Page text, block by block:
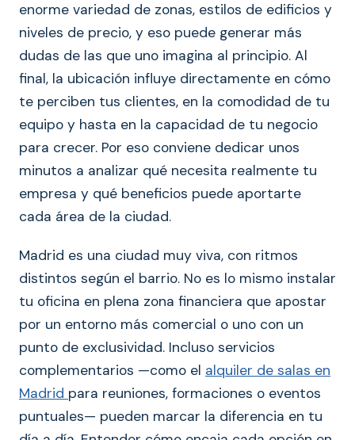
enorme variedad de zonas, estilos de edificios y
niveles de precio, y eso puede generar más
dudas de las que uno imagina al principio. Al
final, la ubicación influye directamente en cómo
te perciben tus clientes, en la comodidad de tu
equipo y hasta en la capacidad de tu negocio
para crecer. Por eso conviene dedicar unos
minutos a analizar qué necesita realmente tu
empresa y qué beneficios puede aportarte
cada área de la ciudad.
Madrid es una ciudad muy viva, con ritmos
distintos según el barrio. No es lo mismo instalar
tu oficina en plena zona financiera que apostar
por un entorno más comercial o uno con un
punto de exclusividad. Incluso servicios
complementarios —como el alquiler de salas en
Madrid para reuniones, formaciones o eventos
puntuales— pueden marcar la diferencia en tu